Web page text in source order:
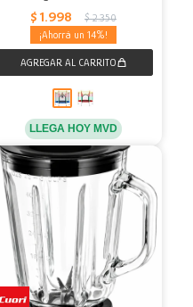
$ 1.998 $ 2.350
14
LLEGA HOY MVD